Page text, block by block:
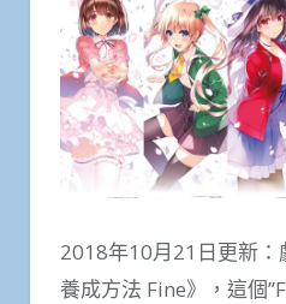
2018年10月21日更新：
養成方法 Fine》，這個